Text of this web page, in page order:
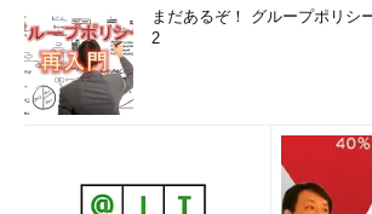
まだあるぞ！ グループポリシ
2